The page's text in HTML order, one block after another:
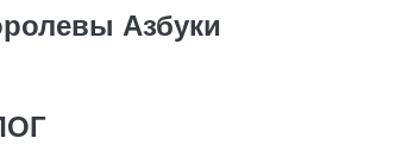
Азбуки